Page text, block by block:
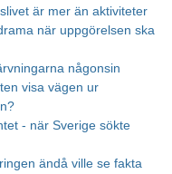
är mer än aktiviteter
när uppgörelsen ska
någonsin
visa vägen ur
- när Sverige sökte
ändå ville se fakta